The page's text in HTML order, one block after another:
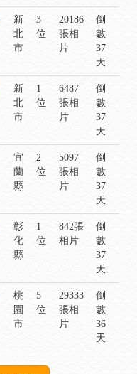
新
北
市
3
位
20186
張相
片
倒
數
37
天
新
北
市
1
位
6487
張相
片
倒
數
37
天
宜
蘭
縣
2
位
5097
張相
片
倒
數
37
天
彰
化
縣
1
位
842張
相片
倒
數
37
天
桃
園
市
5
位
29333
張相
片
倒
數
36
天